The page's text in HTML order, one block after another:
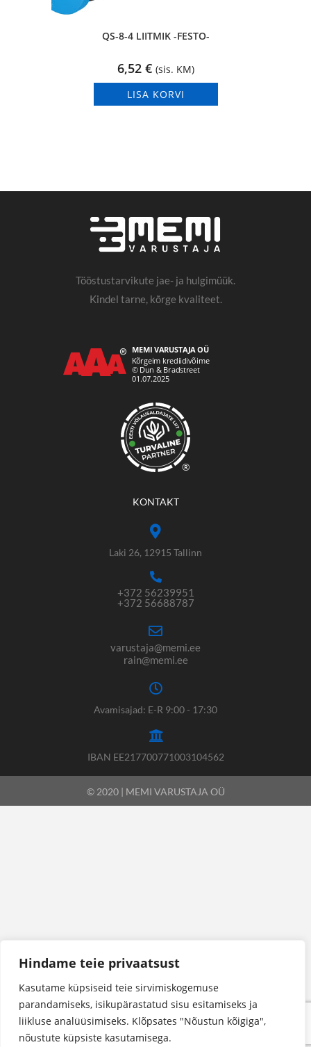
Hindame teie privaatsust
Kasutame küpsiseid teie sirvimiskogemuse
parandamiseks, isikupärastatud sisu esitamiseks ja
liikluse analüüsimiseks. Klõpsates "Nõustun kõigiga",
nõustute küpsiste kasutamisega.
QS-8-4 LIITMIK -FESTO-
6,52 € (sis. KM)
LISA KORVI
Tööstustarvikute jae- ja hulgimüük.
Kindel tarne, kõrge kvaliteet.
®
KONTAKT
Laki 26, 12915 Tallinn
+372 56239951
+372 56688787
varustaja@memi.ee
rain@memi.ee
Avamisajad: E-R 9:00 - 17:30
IBAN EE217700771003104562
© 2020 | MEMI VARUSTAJA OÜ